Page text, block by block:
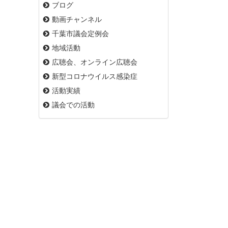
ブログ
動画チャンネル
千葉市議会定例会
地域活動
広聴会、オンライン広聴会
新型コロナウイルス感染症
活動実績
議会での活動